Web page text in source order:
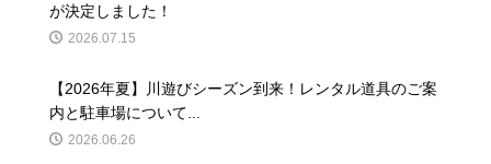
が決定しました！
2026.07.15
【2026年夏】川遊びシーズン到来！レンタル道具のご案
内と駐車場について...
2026.06.26